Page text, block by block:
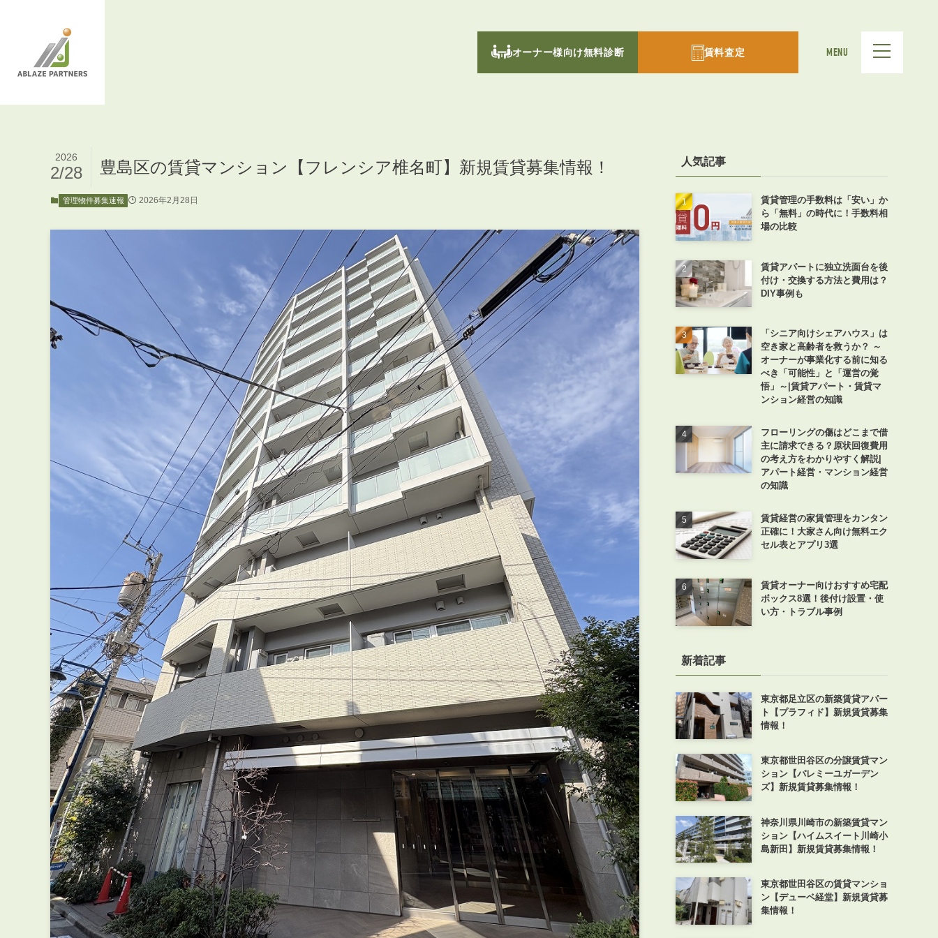
オーナー様向け無料診断 賃料査定 MENU
豊島区の賃貸マンション【フレンシア椎名町】新規賃貸募集情報！
2026
2/28
管理物件募集速報 2026年2月28日
人気記事
賃貸管理の手数料は「安い」か
ら「無料」の時代に！手数料相
場の比較
賃貸アパートに独立洗面台を後
付け・交換する方法と費用は？
DIY事例も
「シニア向けシェアハウス」は
空き家と高齢者を救うか？ ～
オーナーが事業化する前に知る
べき「可能性」と「運営の覚
悟」～|賃貸アパート・賃貸マ
ンション経営の知識
フローリングの傷はどこまで借
主に請求できる？原状回復費用
の考え方をわかりやすく解説|
アパート経営・マンション経営
の知識
賃貸経営の家賃管理をカンタン
正確に！大家さん向け無料エク
セル表とアプリ3選
賃貸オーナー向けおすすめ宅配
ボックス8選！後付け設置・使
い方・トラブル事例
新着記事
東京都足立区の新築賃貸アパー
ト【プラフィド】新規賃貸募集
情報！
東京都世田谷区の分譲賃貸マン
ション【パレミーユガーデン
ズ】新規賃貸募集情報！
神奈川県川崎市の新築賃貸マン
ション【ハイムスイート川崎小
島新田】新規賃貸募集情報！
東京都世田谷区の賃貸マンショ
ン【デューベ経堂】新規賃貸募
集情報！